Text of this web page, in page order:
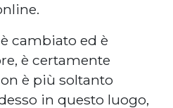
cambiato ed è
è certamente
è più soltanto
in questo luogo,